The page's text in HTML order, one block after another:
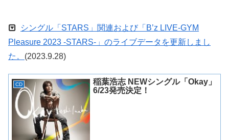
シングル「STARS」関連および「B’z LIVE-GYM
Pleasure 2023 -STARS-」のライブデータを更新しまし
た。 (2023.9.28)
CD
稲葉浩志 NEWシングル「Okay」
6/23発売決定！